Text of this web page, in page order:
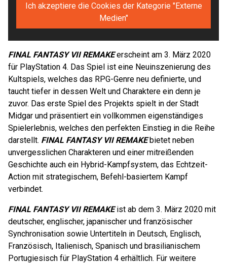
Ich akzeptiere die Cookies der Kategorie "Externe
Medien"
FINAL FANTASY VII REMAKEerscheint am 3. März 2020
für PlayStation 4. Das Spiel ist eine Neuinszenierung des
Kultspiels, welches das RPG-Genre neu definierte, und
taucht tiefer in dessen Welt und Charaktere ein denn je
zuvor. Das erste Spiel des Projekts spielt in der Stadt
Midgar und präsentiert ein vollkommen eigenständiges
Spielerlebnis, welches den perfekten Einstieg in die Reihe
darstellt. FINAL FANTASY VII REMAKEbietet neben
unvergesslichen Charakteren und einer mitreißenden
Geschichte auch ein Hybrid-Kampfsystem, das Echtzeit-
Action mit strategischem, Befehl-basiertem Kampf
verbindet.
FINAL FANTASY VII REMAKEist ab dem 3. März 2020 mit
deutscher, englischer, japanischer und französischer
Synchronisation sowie Untertiteln in Deutsch, Englisch,
Französisch, Italienisch, Spanisch und brasilianischem
Portugiesisch für PlayStation 4 erhältlich. Für weitere